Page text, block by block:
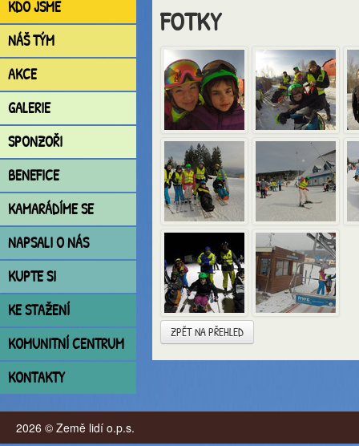
KDO JSME
NÁŠ TÝM
AKCE
GALERIE
SPONZOŘI
BENEFICE
KAMARÁDÍME SE
NAPSALI O NÁS
KUPTE SI
KE STAŽENÍ
KOMUNITNÍ CENTRUM
KONTAKTY
FOTKY
ZPĚT NA PŘEHLED
2026 © Země lidí o.p.s.